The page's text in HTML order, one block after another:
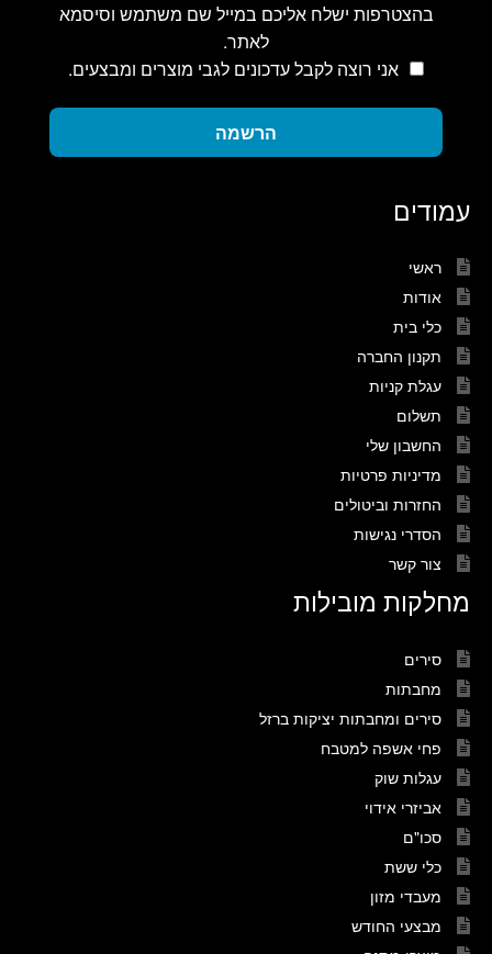
בהצטרפות ישלח אליכם במייל שם משתמש וסיסמא
לאתר.
אני רוצה לקבל עדכונים לגבי מוצרים ומבצעים.
הרשמה
עמודים
ראשי
אודות
כלי בית
תקנון החברה
עגלת קניות
תשלום
החשבון שלי
מדיניות פרטיות
החזרות וביטולים
הסדרי נגישות
צור קשר
מחלקות מובילות
סירים
מחבתות
סירים ומחבתות יציקות ברזל
פחי אשפה למטבח
עגלות שוק
אביזרי אידוי
סכו"ם
כלי ששת
מעבדי מזון
מבצעי החודש